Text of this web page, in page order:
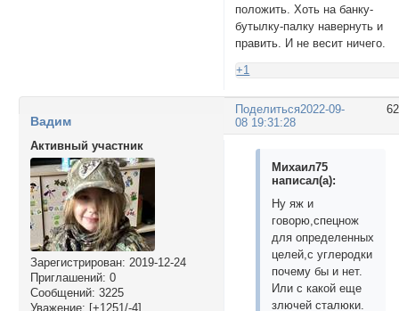
положить. Хоть на банку-
бутылку-палку навернуть и
править. И не весит ничего.
+1
Поделиться2022-09-
08 19:31:28
Вадим
Активный участник
Зарегистрирован: 2019-12-24
Приглашений: 0
Сообщений: 3225
Уважение: [+1251/-4]
Михаил75
написал(а):
Ну яж и
говорю,спецнож
для определенных
целей,с углеродки
почему бы и нет.
Или с какой еще
злючей сталюки.